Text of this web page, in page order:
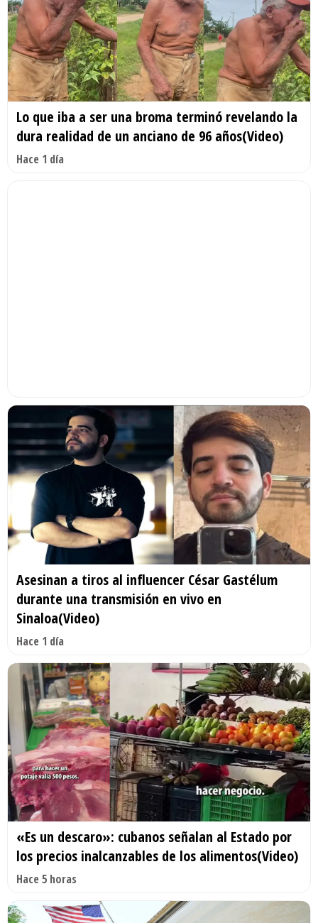
Lo que iba a ser una broma terminó revelando la
dura realidad de un anciano de 96 años(Video)
Hace 1 día
Asesinan a tiros al influencer César Gastélum
durante una transmisión en vivo en
Sinaloa(Video)
Hace 1 día
«Es un descaro»: cubanos señalan al Estado por
los precios inalcanzables de los alimentos(Video)
Hace 5 horas